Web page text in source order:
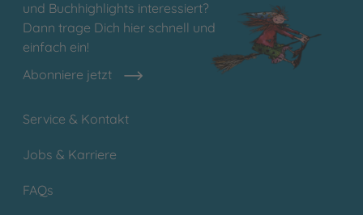
und Buchhighlights interessiert?
Dann trage Dich hier schnell und
einfach ein!
Abonniere jetzt
Service & Kontakt
Jobs & Karriere
FAQs